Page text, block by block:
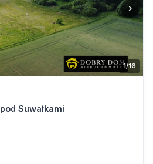
›
1/16
pod Suwałkami